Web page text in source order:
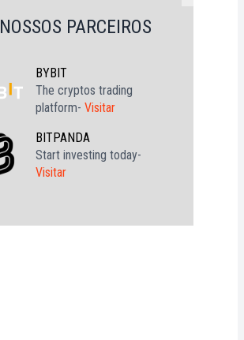
NOSSOS PARCEIROS
BYBIT
The cryptos trading
platform- Visitar
BITPANDA
Start investing today-
Visitar